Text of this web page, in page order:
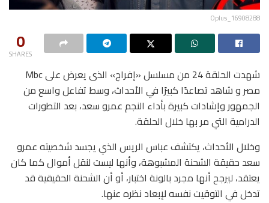
Oplus_16908288
0
SHARES
شهدت الحلقة 24 من مسلسل «إفراج» الذى يعرض على Mbc
مصر و شاهد تصاعدًا كبيرًا في الأحداث، وسط تفاعل واسع من
الجمهور وإشادات كبيرة بأداء النجم عمرو سعد، بعد التطورات
الدرامية التي مر بها خلال الحلقة.
وخلال الأحداث، يكتشف عباس الريس الذي يجسد شخصيته عمرو
سعد حقيقة الشحنة المشبوهة، وأنها ليست لنقل أموال كما كان
يعتقد، ليرجح أنها مجرد بالونة اختبار، أو أن الشحنة الحقيقية قد
تدخل في التوقيت نفسه لإبعاد نظره عنها.